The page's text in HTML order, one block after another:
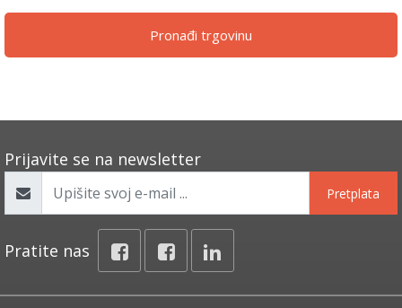
Pronađi trgovinu
Prijavite se na newsletter
Pretplata
Pratite nas